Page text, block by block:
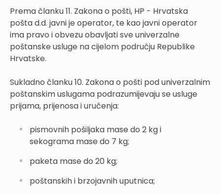
Prema članku 11. Zakona o pošti, HP - Hrvatska
pošta d.d. javni je operator, te kao javni operator
ima pravo i obvezu obavljati sve univerzalne
poštanske usluge na cijelom području Republike
Hrvatske.
Sukladno članku 10. Zakona o pošti pod univerzalnim
poštanskim uslugama podrazumijevaju se usluge
prijama, prijenosa i uručenja:
pismovnih pošiljaka mase do 2 kg i
sekograma mase do 7 kg;
paketa mase do 20 kg;
poštanskih i brzojavnih uputnica;